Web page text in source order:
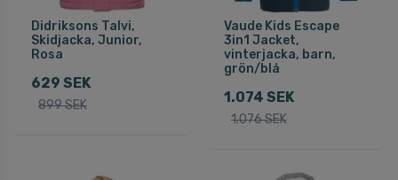
Didriksons Talvi,
Skidjacka, Junior,
Rosa
629 SEK
899 SEK
Vaude Kids Escape
3in1 Jacket,
vinterjacka, barn,
grön/blå
1.074 SEK
1.076 SEK